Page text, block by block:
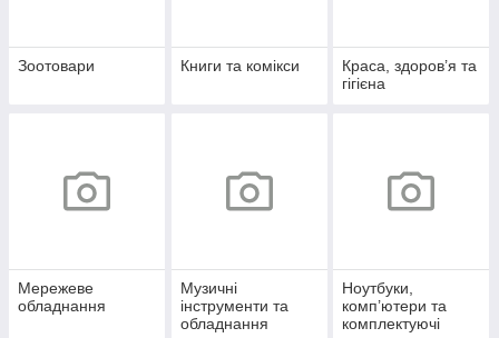
Зоотовари Книги та комікси
Краса, здоров’я та
гігієна
Мережеве
обладнання
Музичні
інструменти та
обладнання
Ноутбуки,
комп’ютери та
комплектуючі